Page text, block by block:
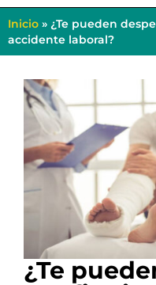
Inicio » ¿Te pueden
accidente laboral?
¿Te